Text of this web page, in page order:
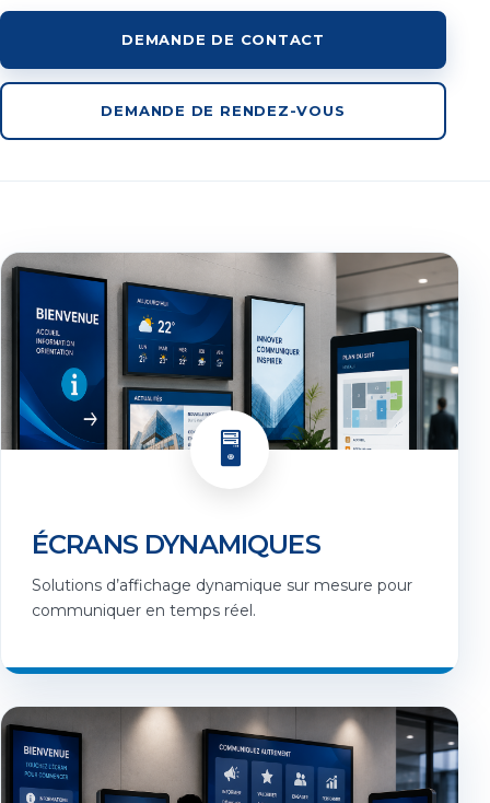
DEMANDE DE CONTACT
DEMANDE DE RENDEZ-VOUS
🖥️
ÉCRANS DYNAMIQUES
Solutions d’affichage dynamique sur mesure pour
communiquer en temps réel.